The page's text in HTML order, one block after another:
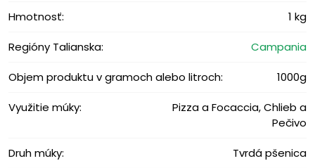
Hmotnosť: 1 kg
Regióny Talianska: Campania
Objem produktu v gramoch alebo litroch: 1000g
Využitie múky:
Pizza a Focaccia, Chlieb a
Pečivo
Druh múky: Tvrdá pšenica